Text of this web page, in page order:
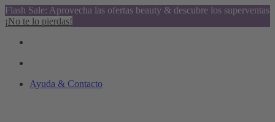
Flash Sale: Aprovecha las ofertas beauty & descubre los superventas
¡No te lo pierdas!
Ayuda & Contacto